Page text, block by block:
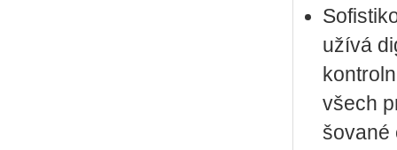
u­ží­vá
všech
šo­va­né